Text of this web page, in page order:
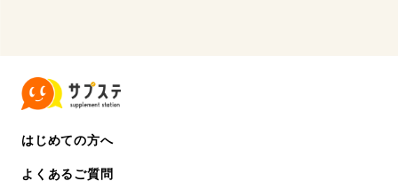
はじめての方へ
よくあるご質問